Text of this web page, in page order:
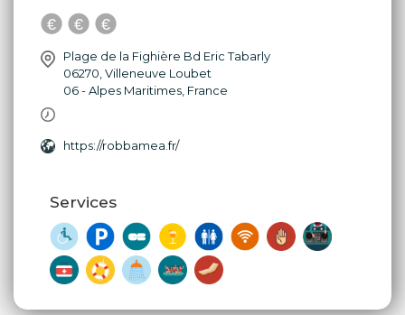
Plage de la Fighière Bd Eric Tabarly
06270 Villeneuve Loubet
06 - Alpes Maritimes France
https://robbamea.fr/
Services